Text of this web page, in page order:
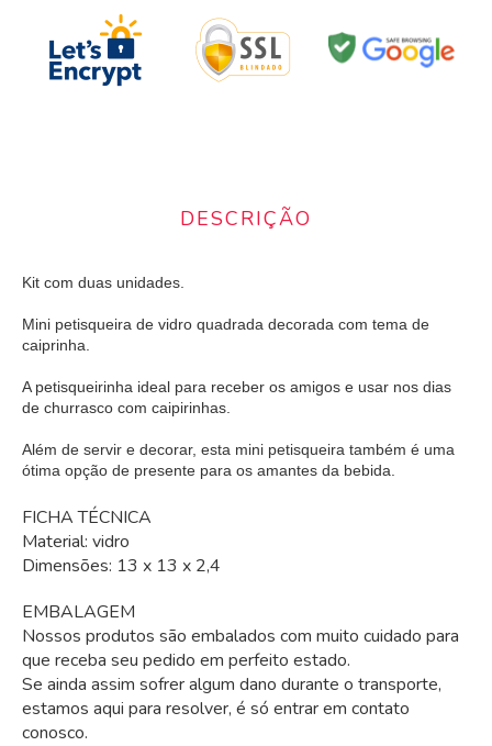
DESCRIÇÃO
Kit com duas unidades.
Mini petisqueira de vidro quadrada decorada com tema de
caiprinha.
A petisqueirinha ideal para receber os amigos e usar nos dias
de churrasco com caipirinhas.
Além de servir e decorar, esta mini petisqueira também é uma
ótima opção de presente para os amantes da bebida.
FICHA TÉCNICA
Material: vidro
Dimensões: 13 x 13 x 2,4
EMBALAGEM
Nossos produtos são embalados com muito cuidado para
que receba seu pedido em perfeito estado.
Se ainda assim sofrer algum dano durante o transporte,
estamos aqui para resolver, é só entrar em contato
conosco.